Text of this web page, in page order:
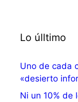
Lo úlltimo
Uno de cada
«desierto
Ni un 10% de